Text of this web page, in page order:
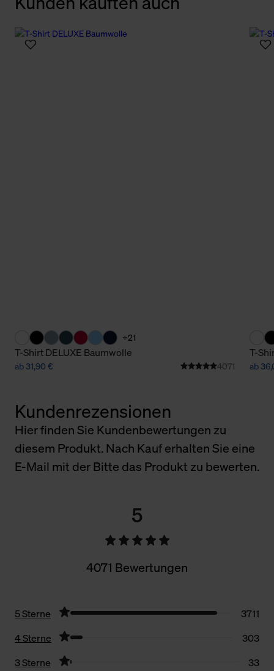
+21
T-Shirt DELUXE Baumwolle
ab 31,90 € 4071
T-
ab
Kundenrezensionen
Hier finden Sie Kundenbewertungen zu
diesem Produkt. Nach Kauf erhalten Sie eine
E-Mail mit der Bitte das Produkt zu bewerten.
5
4071 Bewertungen
5 Sterne
3711
4 Sterne
303
3 Sterne
33